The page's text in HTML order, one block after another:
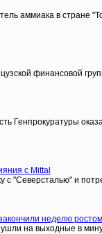
аммиака в стране
финансовой
Генпрокуратуры
с Mittal
с "Северсталью" и
неделю ростом
на выходные в